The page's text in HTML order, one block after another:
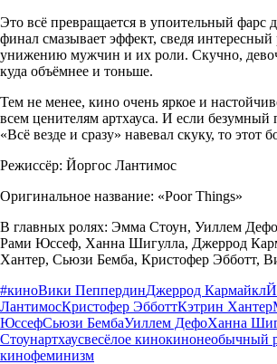
Это всё превращается в упоительный фарс
финал смазывает эффект, сведя
унижению мужчин и их роли. Скучно,
куда объёмнее и тоньше.
Тем не менее, кино очень яркое и
всем ценителям артхауса. И если
«Всё везде и сразу» навевал скуку, то этот
Режиссёр: Йоргос Лантимос
Оригинальное название: «Poor Things»
В главных ролях: Эмма Стоун, Уиллем
Рами Юссеф, Ханна Шигулла, Джеррод
Хантер, Сьюзи Бемба, Кристофер Эбботт,
#киноВики ПеппердинДжеррод Кармайкл
ЛантимосКристофер ЭбботтКэтрин Хантер
ЮссефСьюзи БембаУиллем ДефоХанна
Стоунартхаусвесёлое кинокинонеобычный
кинофеминизм